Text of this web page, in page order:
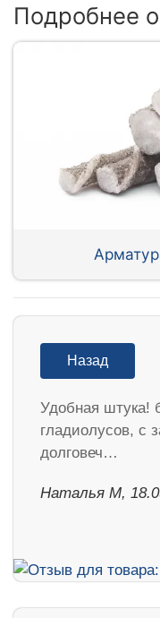
Подробнее
Назад
Удобная штука!
гладиолусов, с
долговеч…
Наталья М,